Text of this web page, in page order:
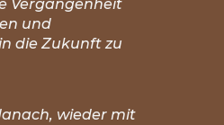
Vergangenheit
und
die Zukunft zu
wieder mit